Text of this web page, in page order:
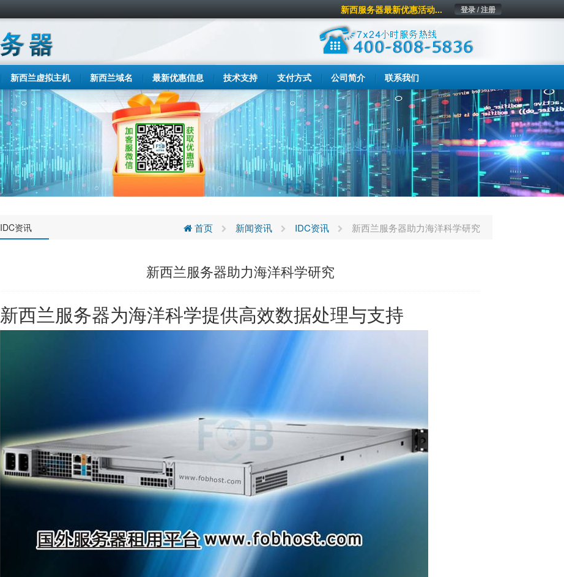
登录 / 注册
新西服务器最新优惠活动...
新西兰虚拟主机 新西兰域名 最新优惠信息 技术支持 支付方式 公司简介 联系我们
IDC资讯 首页 新闻资讯 IDC资讯 新西兰服务器助力海洋科学研究
新西兰服务器助力海洋科学研究
新西兰服务器为海洋科学提供高效数据处理与支持